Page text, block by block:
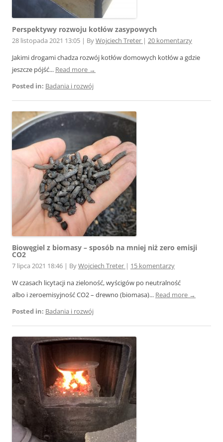
Perspektywy rozwoju kotłów zasypowych
28 listopada 2021 13:05 ByWojciech Treter 20 komentarzy
Jakimi drogami chadza rozwój kotłów domowych kotłów a gdzie
jeszcze pójść... Read more →
Posted in: Badania i rozwój
Biowęgiel z biomasy – sposób na mniej niż zero emisji
CO2
7 lipca 2021 18:46 | ByWojciech Treter | 15 komentarzy
W czasach licytacji na zieloność, wyścigów po neutralność
albo i zeroemisyjność CO2 – drewno (biomasa)... Read more →
Posted in: Badania i rozwój